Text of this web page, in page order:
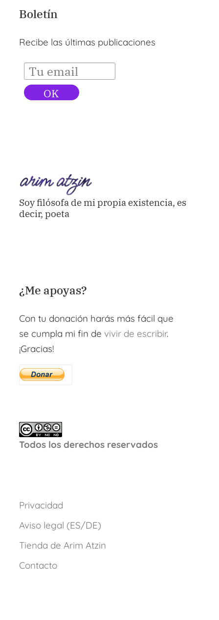
Boletín
Recibe las últimas publicaciones
Soy filósofa de mi propia existencia, es
decir, poeta
¿Me apoyas?
Con tu donación harás más fácil que
se cumpla mi fin de vivir de escribir.
¡Gracias!
Todos los derechos reservados
Privacidad
Aviso legal (ES/DE)
Tienda de Arim Atzin
Contacto